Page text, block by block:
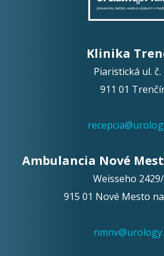
Klinika
Piaristická ul. č.
911 01
Ambulancia Nové
Weisseho
915 01 Nové Mesto